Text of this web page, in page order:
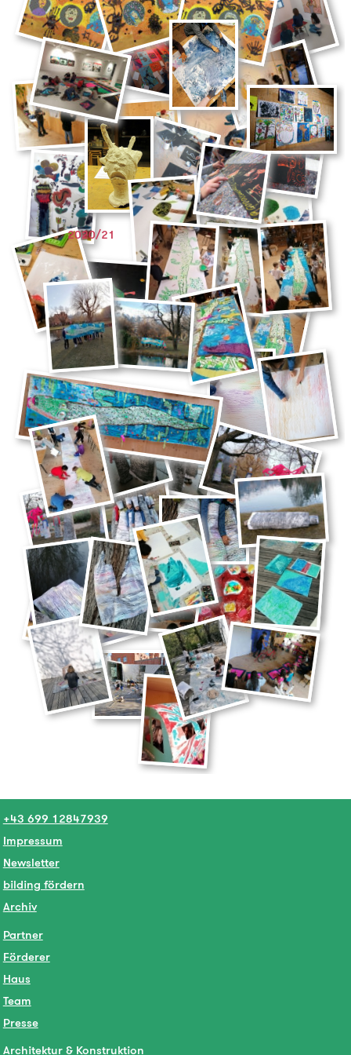
2020/21
+43 699 12847939
Impressum
Newsletter
bilding fördern
Archiv
Partner
Förderer
Haus
Team
Presse
Architektur & Konstruktion